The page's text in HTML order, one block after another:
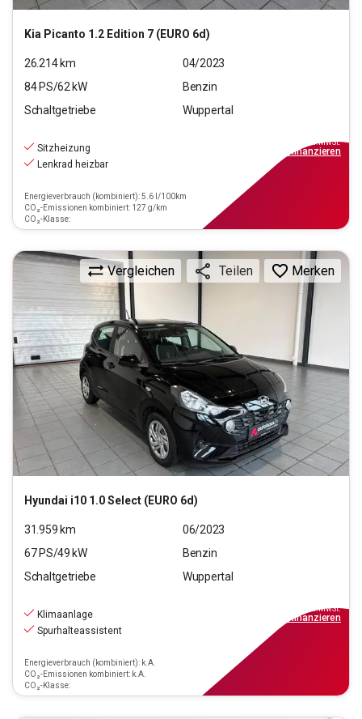
Kia Picanto 1.2 Edition 7 (EURO 6d)
26.214km
04/2023
84PS/62kW
Benzin
Schaltgetriebe
Wuppertal
Sitzheizung
Lenkrad heizbar
Energieverbrauch (kombiniert): 5.6 l/100km
CO₂-Emissionen kombiniert: 127 g/km
CO₂-Klasse:
inkl.MwSt.
finanzieren
Hyundai i10 1.0 Select (EURO 6d)
Vergleichen Teilen Merken
31.959 km
06/2023
67PS/49 kW
Benzin
Schaltgetriebe
Wuppertal
Klimaanlage
Spurhalteassistent
Energieverbrauch (kombiniert): k.A.
CO₂-Emissionen kombiniert: k.A.
CO₂-Klasse:
inkl.MwSt.
finanzieren